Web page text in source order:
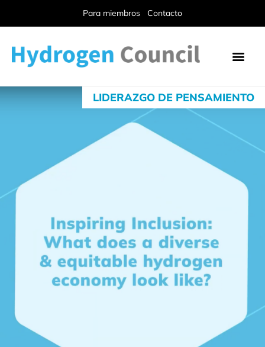
Para miembros Contacto
LIDERAZGO DE PENSAMIENTO